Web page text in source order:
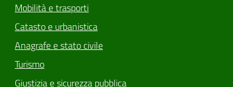
Mobilità e trasporti
Catasto e urbanistica
Anagrafe e stato civile
Turismo
Giustizia e sicurezza pubblica